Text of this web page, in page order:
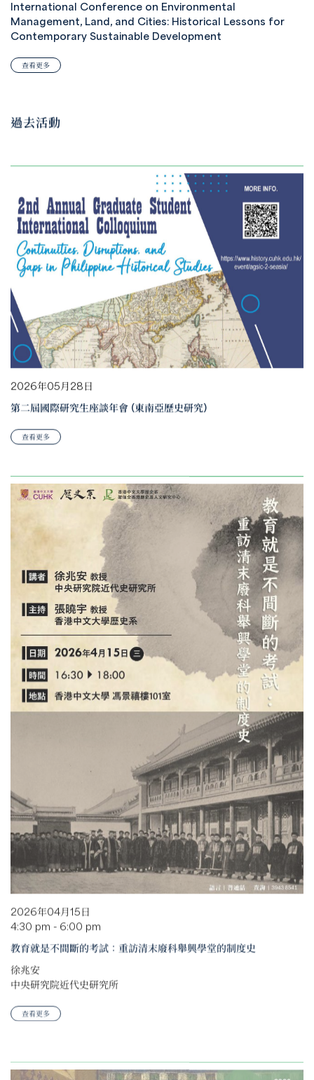
International Conference on Environmental
Management, Land, and Cities: Historical Lessons for
Contemporary Sustainable Development
查看更多
過去活動
2026年05月28日
第二屆國際研究生座談年會 (東南亞歷史研究)
查看更多
2026年04月15日
4:30 pm - 6:00 pm
教育就是不間斷的考試：重訪清末廢科舉興學堂的制度史
徐兆安
中央研究院近代史研究所
查看更多